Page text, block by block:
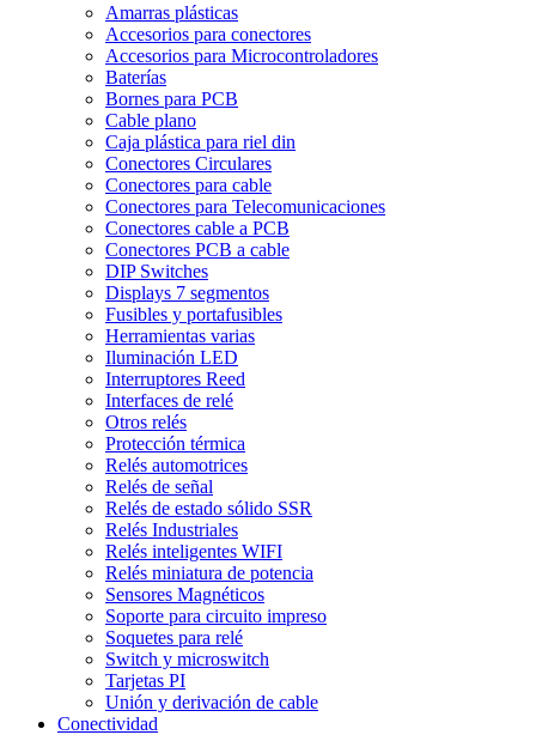
Amarras plásticas
Accesorios para conectores
Accesorios para Microcontroladores
Baterías
Bornes para PCB
Cable plano
Caja plástica para riel din
Conectores Circulares
Conectores para cable
Conectores para Telecomunicaciones
Conectores cable a PCB
Conectores PCB a cable
DIP Switches
Displays 7 segmentos
Fusibles y portafusibles
Herramientas varias
Iluminación LED
Interruptores Reed
Interfaces de relé
Otros relés
Protección térmica
Relés automotrices
Relés de señal
Relés de estado sólido SSR
Relés Industriales
Relés inteligentes WIFI
Relés miniatura de potencia
Sensores Magnéticos
Soporte para circuito impreso
Soquetes para relé
Switch y microswitch
Tarjetas PI
Unión y derivación de cable
Conectividad